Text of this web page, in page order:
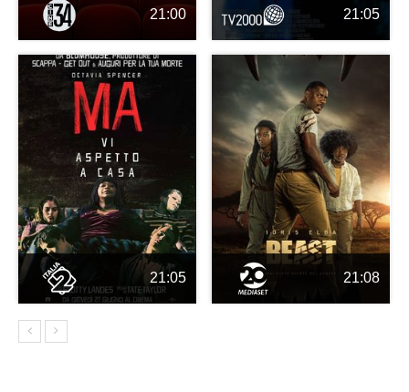
21:00 21:05
21:05 21:08